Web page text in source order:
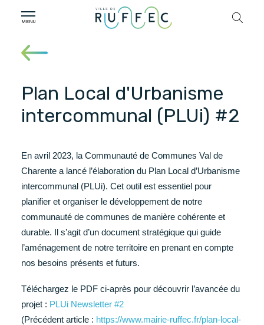
Plan Local d'Urbanisme
intercommunal (PLUi) #2
En avril 2023, la Communauté de Communes Val de
Charente a lancé l’élaboration du Plan Local d’Urbanisme
intercommunal (PLUi). Cet outil est essentiel pour
planifier et organiser le développement de notre
communauté de communes de manière cohérente et
durable. Il s’agit d’un document stratégique qui guide
l’aménagement de notre territoire en prenant en compte
nos besoins présents et futurs.
Téléchargez le PDF ci-après pour découvrir l’avancée du
projet : PLUi Newsletter #2
(Précédent article : https://www.mairie-ruffec.fr/plan-local-